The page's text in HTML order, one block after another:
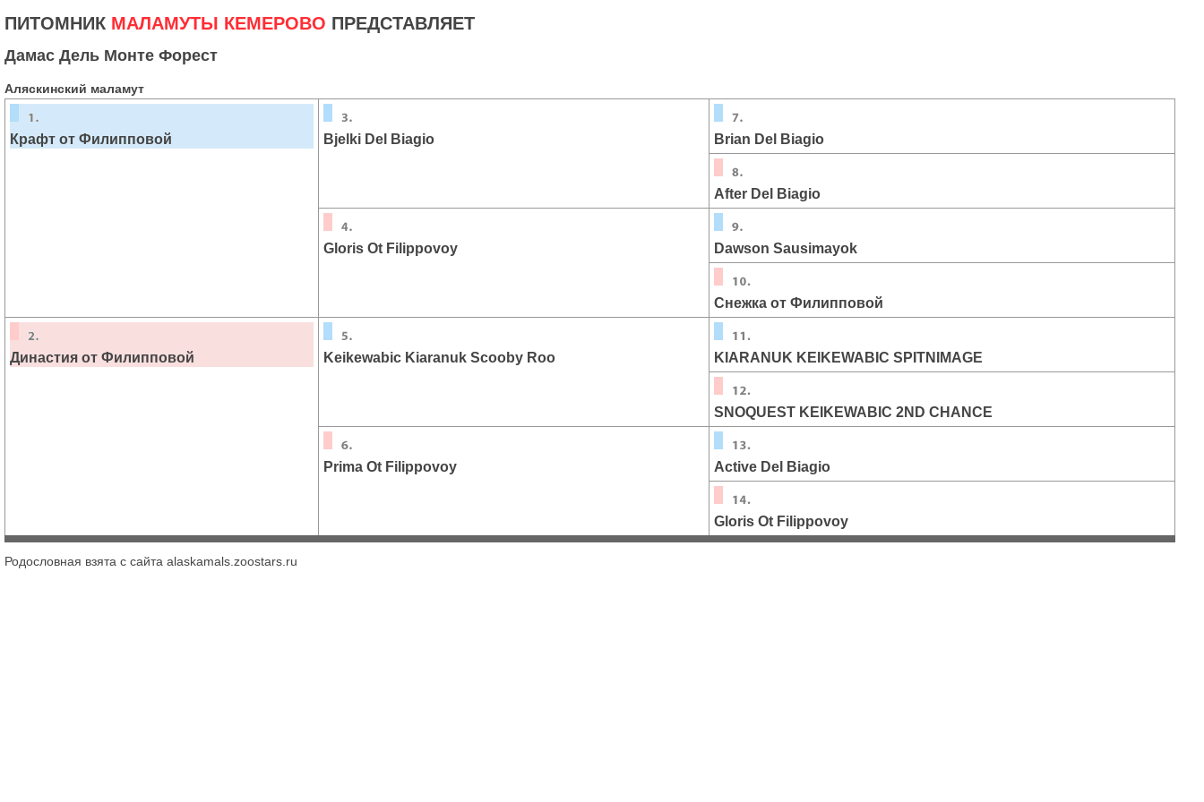
ПИТОМНИК МАЛАМУТЫ КЕМЕРОВО ПРЕДСТАВЛЯЕТ
Дамас Дель Монте Форест
Аляскинский маламут
Крафт от Филипповой Bjelki Del Biagio Brian Del Biagio
After Del Biagio
Gloris Ot Filippovoy Dawson Sausimayok
Снежка от Филипповой
Династия от Филипповой Keikewabic Kiaranuk Scooby Roo KIARANUK KEIKEWABIC SPITNIMAGE
SNOQUEST KEIKEWABIC 2ND CHANCE
Prima Ot Filippovoy Active Del Biagio
Gloris Ot Filippovoy
Родословная взята с сайта alaskamals.zoostars.ru